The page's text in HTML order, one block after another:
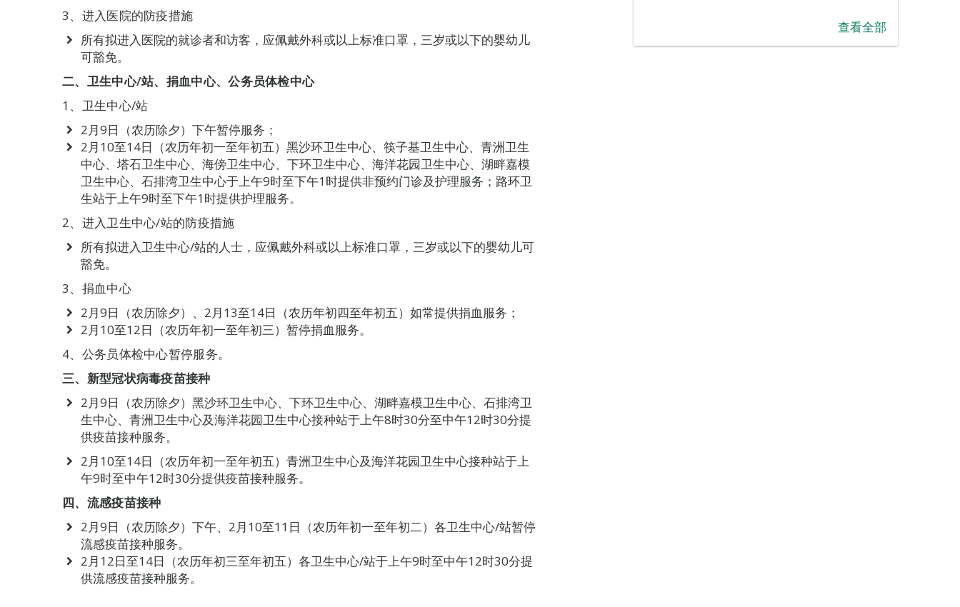
3、进入医院的防疫措施
所有拟进入医院的就诊者和访客，应佩戴外科或以上标准口罩，三岁或以下的婴幼儿
可豁免。
二、卫生中心/站、捐血中心、公务员体检中心
1、卫生中心/站
2月9日（农历除夕）下午暂停服务；
2月10至14日（农历年初一至年初五）黑沙环卫生中心、筷子基卫生中心、青洲卫生
中心、塔石卫生中心、海傍卫生中心、下环卫生中心、海洋花园卫生中心、湖畔嘉模
卫生中心、石排湾卫生中心于上午9时至下午1时提供非预约门诊及护理服务；路环卫
生站于上午9时至下午1时提供护理服务。
2、进入卫生中心/站的防疫措施
所有拟进入卫生中心/站的人士，应佩戴外科或以上标准口罩，三岁或以下的婴幼儿可
豁免。
3、捐血中心
2月9日（农历除夕）、2月13至14日（农历年初四至年初五）如常提供捐血服务；
2月10至12日（农历年初一至年初三）暂停捐血服务。
4、公务员体检中心暂停服务。
三、新型冠状病毒疫苗接种
2月9日（农历除夕）黑沙环卫生中心、下环卫生中心、湖畔嘉模卫生中心、石排湾卫
生中心、青洲卫生中心及海洋花园卫生中心接种站于上午8时30分至中午12时30分提
供疫苗接种服务。
2月10至14日（农历年初一至年初五）青洲卫生中心及海洋花园卫生中心接种站于上
午9时至中午12时30分提供疫苗接种服务。
四、流感疫苗接种
2月9日（农历除夕）下午、2月10至11日（农历年初一至年初二）各卫生中心/站暂停
流感疫苗接种服务。
2月12日至14日（农历年初三至年初五）各卫生中心/站于上午9时至中午12时30分提
供流感疫苗接种服务。
查看全部